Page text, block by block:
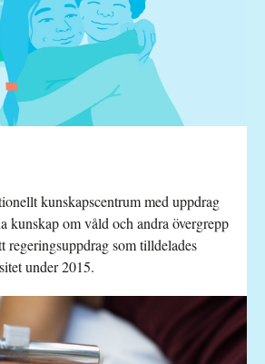
kunskapscentrum med uppdrag
kunskap om våld och andra övergrepp
regeringsuppdrag som tilldelades
under 2015.